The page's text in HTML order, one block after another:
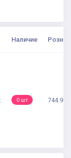
Наличие
:
0 шт 744.94